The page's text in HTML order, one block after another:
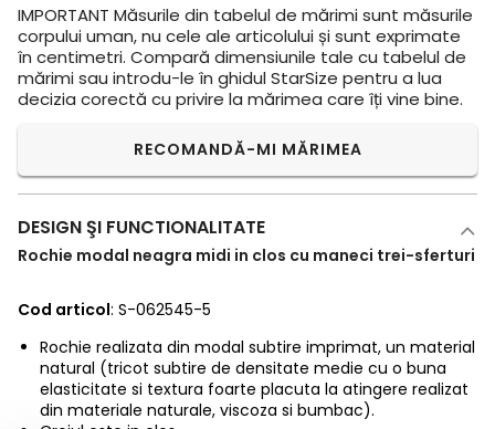
IMPORTANT Măsurile din tabelul de mărimi sunt măsurile
corpului uman, nu cele ale articolului și sunt exprimate
în centimetri. Compară dimensiunile tale cu tabelul de
mărimi sau introdu-le în ghidul StarSize pentru a lua
decizia corectă cu privire la mărimea care îți vine bine.
RECOMANDĂ-MI MĂRIMEA
DESIGN ŞI FUNCTIONALITATE
Rochie modal neagra midi in clos cu maneci trei-sferturi
Cod articol: S-062545-5
Rochie realizata din modal subtire imprimat, un material
natural (tricot subtire de densitate medie cu o buna
elasticitate si textura foarte placuta la atingere realizat
din materiale naturale, viscoza si bumbac).